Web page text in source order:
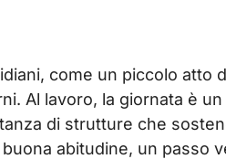
come un piccolo atto
Al lavoro, la giornata è un
di strutture che
abitudine, un passo